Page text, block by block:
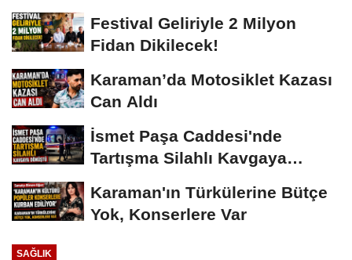
Festival Geliriyle 2 Milyon
Fidan Dikilecek!
Karaman’da Motosiklet Kazası
Can Aldı
İsmet Paşa Caddesi'nde
Tartışma Silahlı Kavgaya
Karaman'ın Türkülerine Bütçe
Yok, Konserlere Var
SAĞLIK